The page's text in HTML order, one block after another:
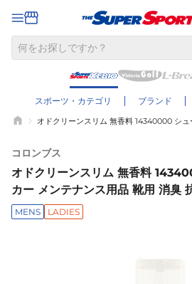
スポーツ・カテゴリ ブランド
オドクリーンスリム 無香料 14340000 シ
コロンブス
オドクリーンスリム 無香料
カー メンテナンス用品 靴用 消臭
MENS LADIES